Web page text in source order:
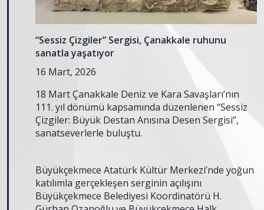
“Sessiz Çizgiler” Sergisi, Çanakkale ruhunu
sanatla yaşatıyor
16 Mart, 2026
18 Mart Çanakkale Deniz ve Kara Savaşları’nın
111. yıl dönümü kapsamında düzenlenen “Sessiz
Çizgiler: Büyük Destan Anısına Desen Sergisi”,
sanatseverlerle buluştu.
Büyükçekmece Atatürk Kültür Merkezi’nde yoğun
katılımla gerçekleşen serginin açılışını
Büyükçekmece Belediyesi Koordinatörü H.